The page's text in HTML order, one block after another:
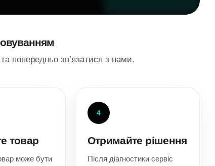
попередньо зв’язатися з нами.
товар
може бути
4
Отримайте рішення
Після діагностики сервіс